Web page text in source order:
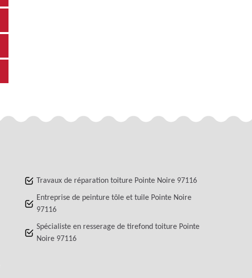
Travaux de réparation toiture Pointe Noire 97116
Entreprise de peinture tôle et tuile Pointe Noire
97116
Spécialiste en resserage de tirefond toiture Pointe
Noire 97116